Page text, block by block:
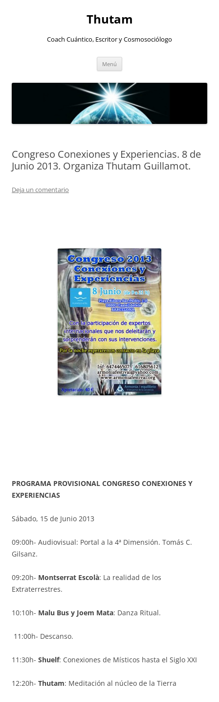
Thutam
Coach Cuántico, Escritor y Cosmosociólogo
Menú
Congreso Conexiones y Experiencias. 8 de
Junio 2013. Organiza Thutam Guillamot.
Deja un comentario
PROGRAMA PROVISIONAL CONGRESO CONEXIONES Y
EXPERIENCIAS
Sábado, 15 de Junio 2013
09:00h- Audiovisual: Portal a la 4ª Dimensión. Tomás C.
Gilsanz.
09:20h- Montserrat Escolà: La realidad de los
Extraterrestres.
10:10h- Malu Bus y Joem Mata: Danza Ritual.
11:00h- Descanso.
11:30h- Shuelf: Conexiones de Místicos hasta el Siglo XXI
12:20h- Thutam: Meditación al núcleo de la Tierra